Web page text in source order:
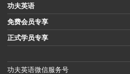
功夫英语
免费会员专享
正式学员专享
功夫英语微信服务号